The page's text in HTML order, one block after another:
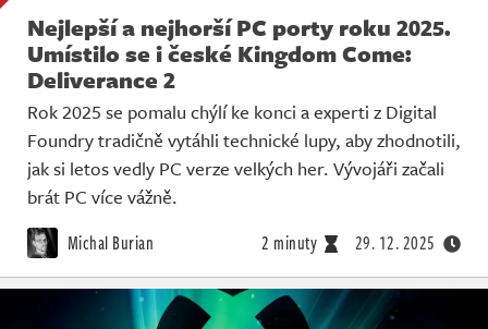
Nejlepší a nejhorší PC porty roku 2025.
Umístilo se i české Kingdom Come:
Deliverance 2
Rok 2025 se pomalu chýlí ke konci a experti z Digital
Foundry tradičně vytáhli technické lupy, aby zhodnotili,
jak si letos vedly PC verze velkých her. Vývojáři začali
brát PC více vážně.
Michal Burian 2 minuty 29. 12. 2025